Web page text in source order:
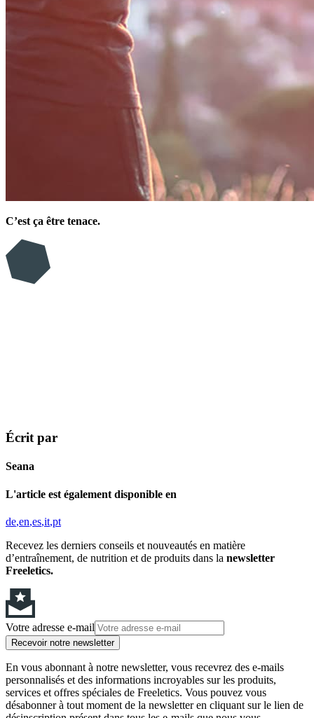
C’est ça être tenace.
Écrit par
Seana
L'article est également disponible en
de en es it pt
Recevez les derniers conseils et nouveautés en matière
d’entraînement, de nutrition et de produits dans la newsletter
Freeletics.
Votre adresse e-mail
Recevoir notre newsletter
En vous abonnant à notre newsletter, vous recevrez des e-mails
personnalisés et des informations incroyables sur les produits,
services et offres spéciales de Freeletics. Vous pouvez vous
désabonner à tout moment de la newsletter en cliquant sur le lien de